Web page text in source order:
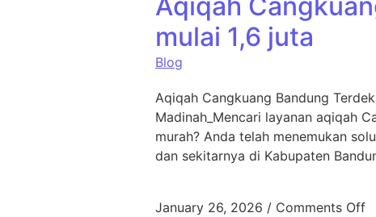
mulai 1,6 juta
Blog
Aqiqah Cangkuang Bandung
Madinah_Mencari layanan aqiqah
murah? Anda telah menemukan
dan sekitarnya di Kabupaten
January 26, 2026 / Comments Off